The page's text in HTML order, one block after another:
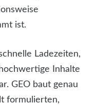
ist.
Ladezeiten,
Inhalte
GEO baut genau
formulierten,